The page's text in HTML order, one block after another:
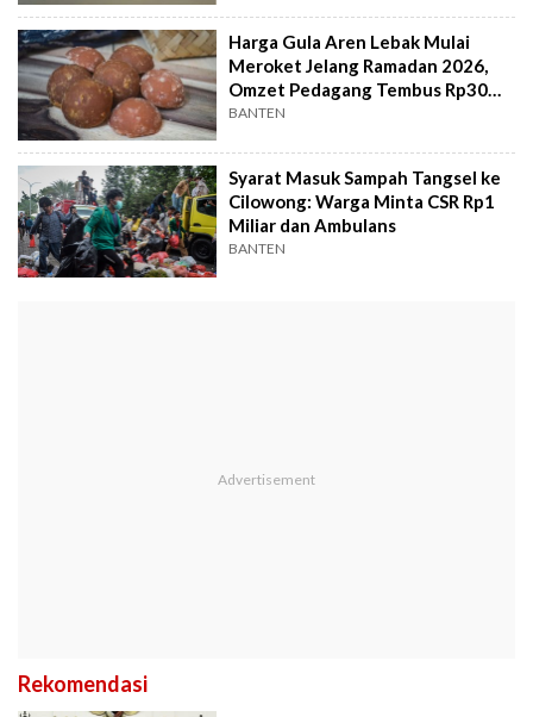
Harga Gula Aren Lebak Mulai
Meroket Jelang Ramadan 2026,
Omzet Pedagang Tembus Rp30
Juta Sehari
BANTEN
Syarat Masuk Sampah Tangsel ke
Cilowong: Warga Minta CSR Rp1
Miliar dan Ambulans
BANTEN
Rekomendasi